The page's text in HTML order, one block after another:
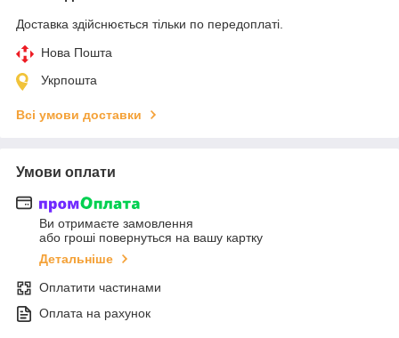
Доставка здійснюється тільки по передоплаті.
Нова Пошта
Укрпошта
Всі умови доставки
Умови оплати
Ви отримаєте замовлення
або гроші повернуться на вашу картку
Детальніше
Оплатити частинами
Оплата на рахунок